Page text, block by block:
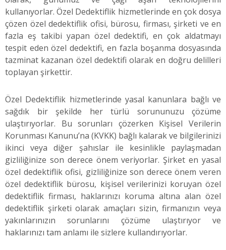
kullanıyorlar. Özel Dedektiflik hizmetlerinde en çok dosya
çözen özel dedektiflik ofisi, bürosu, firması, şirketi ve en
fazla eş takibi yapan özel dedektifi, en çok aldatmayı
tespit eden özel dedektifi, en fazla boşanma dosyasında
tazminat kazanan özel dedektifi olarak en doğru delilleri
toplayan şirkettir.
Özel Dedektiflik hizmetlerinde yasal kanunlara bağlı ve
sağdık bir şekilde her türlü sorununuzu çözüme
ulaştırıyorlar. Bu sorunları çözerken Kişisel Verilerin
Korunması Kanunu’na (KVKK) bağlı kalarak ve bilgilerinizi
ikinci veya diğer şahıslar ile kesinlikle paylaşmadan
gizliliğinize son derece önem veriyorlar. Şirket en yasal
özel dedektiflik ofisi, gizliliğinize son derece önem veren
özel dedektiflik bürosu, kişisel verilerinizi koruyan özel
dedektiflik firması, haklarınızı koruma altına alan özel
dedektiflik şirketi olarak amaçları sizin, firmanızın veya
yakınlarınızın sorunlarını çözüme ulaştırıyor ve
haklarınızı tam anlamı ile sizlere kullandırıyorlar.